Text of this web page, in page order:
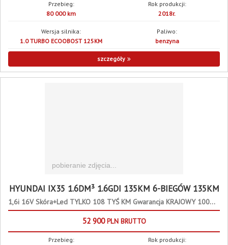
Przebieg:
80 000 km
Rok produkcji:
2018r.
Wersja silnika:
1.0 TURBO ECOOBOST 125KM
Paliwo:
benzyna
szczegóły
HYUNDAI IX35 1.6DM³ 1.6GDI 135KM 6-BIEGÓW 135KM
1,6i 16V Skóra+Led TYLKO 108 TYŚ KM Gwarancja KRAJOWY 100%Bezwypadkowy
52 900PLN BRUTTO
Przebieg:
Rok produkcji: